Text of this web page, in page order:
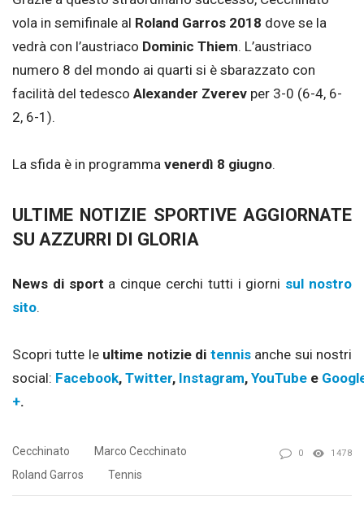
vola in semifinale al Roland Garros 2018 dove se la
vedrà con l’austriaco Dominic Thiem. L’austriaco
numero 8 del mondo ai quarti si è sbarazzato con
facilità del tedesco Alexander Zverev per 3-0 (6-4, 6-
2, 6-1).
La sfida è in programma venerdì 8 giugno.
ULTIME NOTIZIE SPORTIVE AGGIORNATE
SU AZZURRI DI GLORIA
News di sport a cinque cerchi tutti i giorni sul nostro
sito.
Scopri tutte le ultime notizie di tennis anche sui nostri
social: Facebook, Twitter, Instagram, YouTube e
+.
Cecchinato
Marco Cecchinato
Roland Garros
Tennis
0 1478